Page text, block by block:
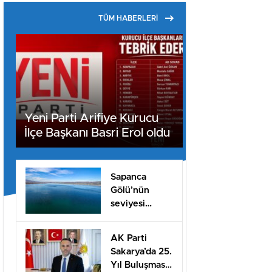
TÜM HABERLERİ
Yeni Parti Arifiye Kurucu
İlçe Başkanı Basri Erol oldu
Sapanca
Gölü’nün
seviyesi
üzerinde
AK Parti
Sakarya’da 25.
Yıl Buluşması